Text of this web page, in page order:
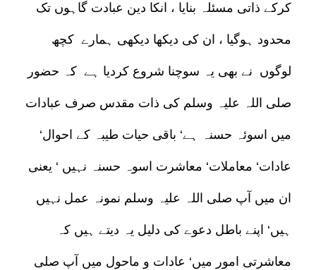
کرکے ذاتی مسئلہ بنایا ، انکا دین عبادت گاہوں تک
محدود ہوگیا ، ان کی دیکھا دیکھی ہمارے کچھ
لوگوں نے بھی یہ سوچنا شروع کردیا ہے کہ حضور
صلی اللہ علیہ وسلم کی ذات مقدس صرف عبادات
میں اسوئہ حسنہ ہے‘ باقی حیات طیبہ کے احوال‘
عادات‘ معاملات‘ معاشرت اسوہ حسنہ نہیں ‘ یعنی
ان میں آپ صلی اللہ علیہ وسلم نمونہ عمل نہیں
ہیں‘ اپنے باطل دعوے کی دلیل یہ دیتے ہیں کہ
معاشرتی امور میں‘ عادات و ماحول میں آپ صلی